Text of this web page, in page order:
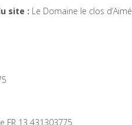
site : Le Domaine le clos d’Aimé
FR 13 431303775